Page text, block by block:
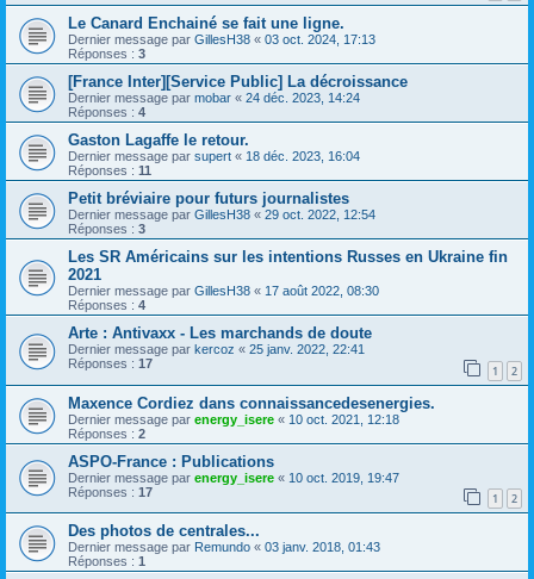
Le Canard Enchainé se fait une ligne.
Dernier message par GillesH38 « 03 oct. 2024, 17:13
Réponses : 3
[France Inter][Service Public] La décroissance
Dernier message par mobar « 24 déc. 2023, 14:24
Réponses : 4
Gaston Lagaffe le retour.
Dernier message par supert « 18 déc. 2023, 16:04
Réponses : 11
Petit bréviaire pour futurs journalistes
Dernier message par GillesH38 « 29 oct. 2022, 12:54
Réponses : 3
Les SR Américains sur les intentions Russes en Ukraine fin
2021
Dernier message par GillesH38 « 17 août 2022, 08:30
Réponses : 4
Arte : Antivaxx - Les marchands de doute
Dernier message par kercoz « 25 janv. 2022, 22:41
Réponses : 17 1 2
Maxence Cordiez dans connaissancedesenergies.
Dernier message par energy_isere « 10 oct. 2021, 12:18
Réponses : 2
ASPO-France : Publications
Dernier message par energy_isere « 10 oct. 2019, 19:47
Réponses : 17 1 2
Des photos de centrales...
Dernier message par Remundo « 03 janv. 2018, 01:43
Réponses : 1